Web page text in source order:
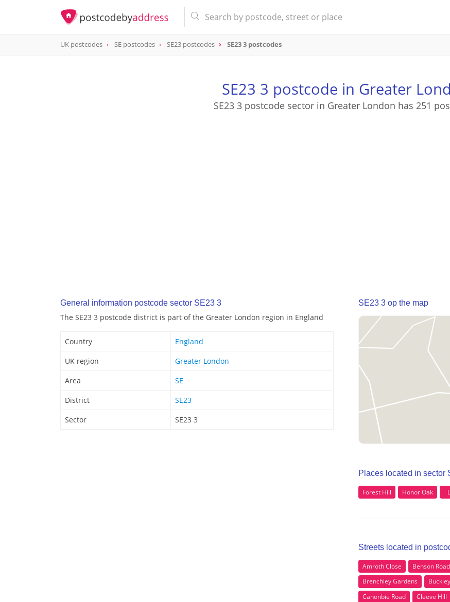
postcode
UK postcodes SE postcodes SE23 postcodes SE23 3 postcodes
SE23 3 postcode in Greater
SE23 3 postcode sector in Greater London has 251
General information postcode sector SE23 3
The SE23 3 postcode district is part of the Greater London region in England
Country
England
UK region
Greater London
Area
SE
District
SE23
Sector
SE23 3
SE23 3 op the map
Places located in sector
Forest Hill Honor Oak
Streets located in
Amroth Close Benson Road
Brenchley Gardens
Canonbie Road
Cleeve Hill